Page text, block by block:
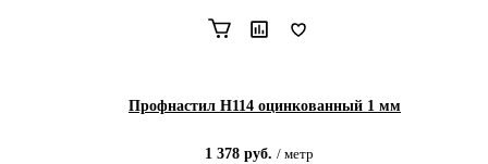
Профнастил Н114 оцинкованный 1 мм
1 378 руб. / метр